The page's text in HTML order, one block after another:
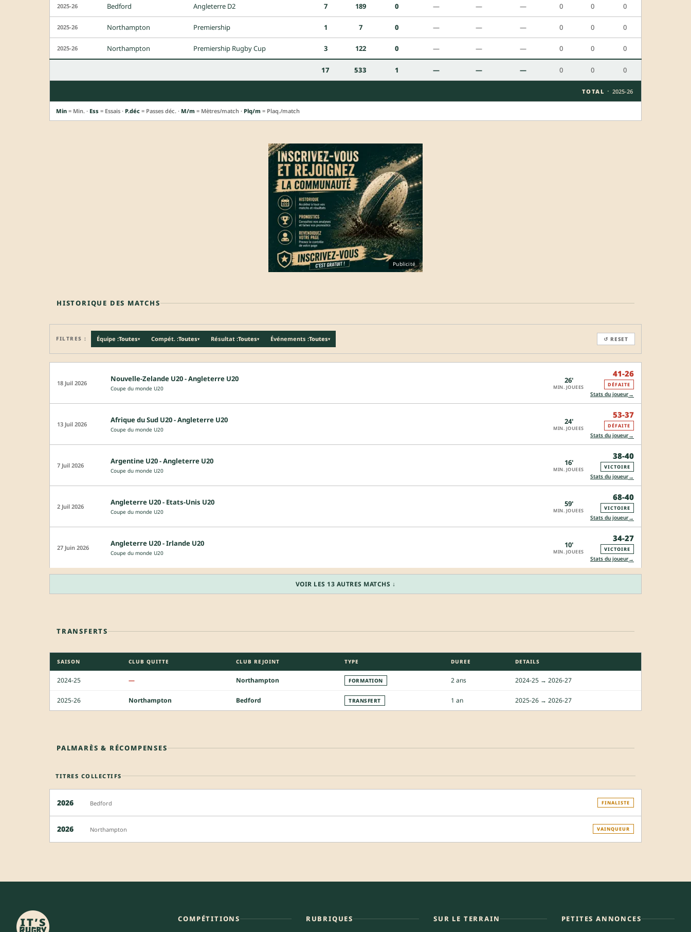
2025-26 Bedford Angleterre D2 7 189 0 — — — 0 0 0
2025-26 Northampton Premiership 1 7 0 — — — 0 0 0
2025-26 Northampton Premiership Rugby Cup 3 122 0 — — — 0 0 0
17 533 1 — — — 0 0 0
TOTAL · 2025-26
Min = Min. · Ess = Essais · P.déc = Passes déc. · M/m = Mètres/match · Plq/m = Plaq./match
Publicité
HISTORIQUE DES MATCHS
FILTRES : Équipe :Toutes▾ Compét. :Toutes▾ Résultat :Toutes▾ Événements :Toutes▾ ↺ RESET
18 Juil 2026 Nouvelle-Zelande U20 - Angleterre U20
Coupe du monde U20
26'
MIN. JOUEES
41-26
DÉFAITE
Stats du joueur→
13 Juil 2026 Afrique du Sud U20 - Angleterre U20
Coupe du monde U20
24'
MIN. JOUEES
53-37
DÉFAITE
Stats du joueur→
7 Juil 2026 Argentine U20 - Angleterre U20
Coupe du monde U20
16'
MIN. JOUEES
38-40
VICTOIRE
Stats du joueur→
2 Juil 2026 Angleterre U20 - Etats-Unis U20
Coupe du monde U20
59'
MIN. JOUEES
68-40
VICTOIRE
Stats du joueur→
27 Juin 2026 Angleterre U20 - Irlande U20
Coupe du monde U20
10'
MIN. JOUEES
34-27
VICTOIRE
Stats du joueur→
VOIR LES 13 AUTRES MATCHS ↓
TRANSFERTS
SAISON CLUB QUITTE CLUB REJOINT TYPE DUREE DETAILS
2024-25 — Northampton FORMATION 2 ans 2024-25 → 2026-27
2025-26 Northampton Bedford TRANSFERT 1 an 2025-26 → 2026-27
PALMARÈS & RÉCOMPENSES
TITRES COLLECTIFS
2026 Bedford FINALISTE
2026 Northampton VAINQUEUR
COMPÉTITIONS RUBRIQUES SUR LE TERRAIN PETITES ANNONCES